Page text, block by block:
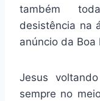
também
desistência na
anúncio da Boa
Jesus
sempre no